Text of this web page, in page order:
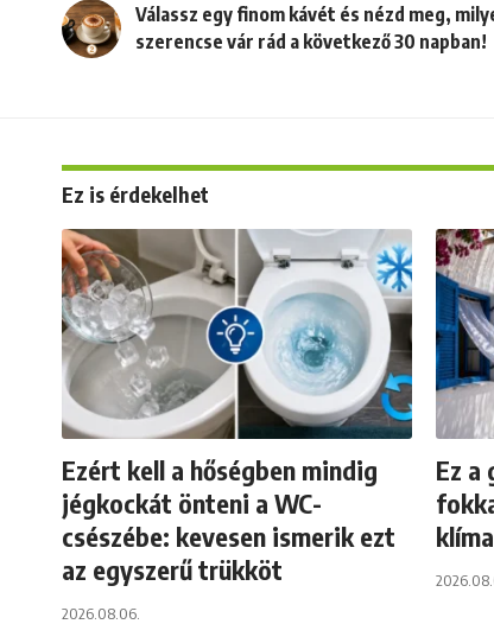
Válassz egy finom kávét és nézd meg,
szerencse vár rád a következő 30 napban!
Ez is érdekelhet
Ezért kell a hőségben mindig
jégkockát önteni a WC-
csészébe: kevesen ismerik ezt
az egyszerű trükköt
2026.08.06.
Ez a